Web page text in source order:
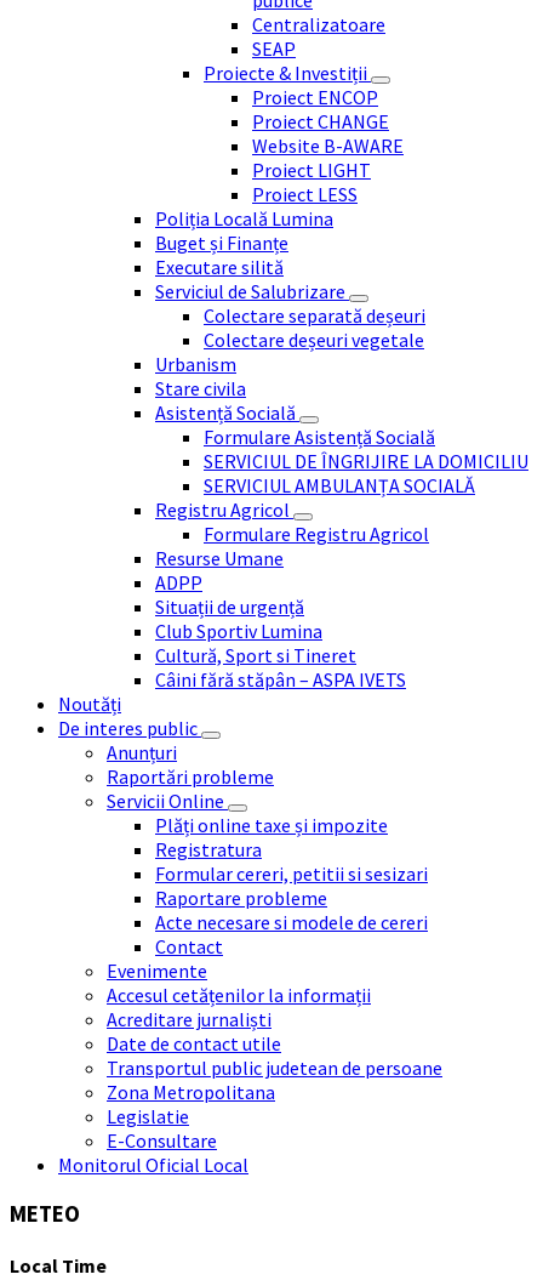
Centralizatoare
SEAP
Proiecte & Investiții
Proiect ENCOP
Proiect CHANGE
Website B-AWARE
Proiect LIGHT
Proiect LESS
Poliția Locală Lumina
Buget și Finanțe
Executare silită
Serviciul de Salubrizare
Colectare separată deșeuri
Colectare deșeuri vegetale
Urbanism
Stare civila
Asistență Socială
Formulare Asistență Socială
SERVICIUL DE ÎNGRIJIRE LA DOMICILIU
SERVICIUL AMBULANȚA SOCIALĂ
Registru Agricol
Formulare Registru Agricol
Resurse Umane
ADPP
Situații de urgență
Club Sportiv Lumina
Cultură, Sport si Tineret
Câini fără stăpân – ASPA IVETS
Noutăți
De interes public
Anunțuri
Raportări probleme
Servicii Online
Plăți online taxe și impozite
Registratura
Formular cereri, petitii si sesizari
Raportare probleme
Acte necesare si modele de cereri
Contact
Evenimente
Accesul cetățenilor la informații
Acreditare jurnaliști
Date de contact utile
Transportul public judetean de persoane
Zona Metropolitana
Legislatie
E-Consultare
Monitorul Oficial Local
METEO
Local Time